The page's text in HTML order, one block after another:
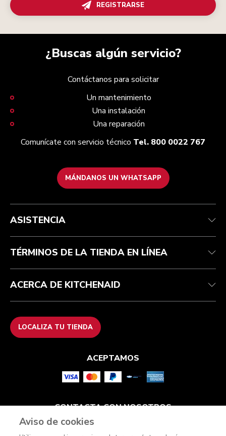
REGISTRARSE
¿Buscas algún servicio?
Contáctanos para solicitar
Un mantenimiento
Una instalación
Una reparación
Comunícate con servicio técnico Tel. 800 0022 767
MÁNDANOS UN WHATSAPP
Servicio y soporte
Centro de ayuda
Preguntas frecuentes
Términos y condiciones
Recolección de residuos eléctricos
Nuestra Marca
Localiza tu tienda
ASISTENCIA
TÉRMINOS DE LA TIENDA EN LÍNEA
ACERCA DE KITCHENAID
LOCALIZA TU TIENDA
ACEPTAMOS
CONTACTA CON NOSOTROS
Aviso de cookies